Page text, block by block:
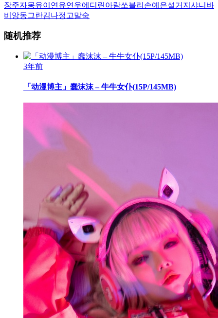
장주자몽유이 연유연우에디린아람쏘블리 손예은설거지 샤니 바
비앙동그란김나정 고말숙
随机推荐
3年前
「动漫博主」蠢沫沫 – 牛牛女仆(15P/145MB)